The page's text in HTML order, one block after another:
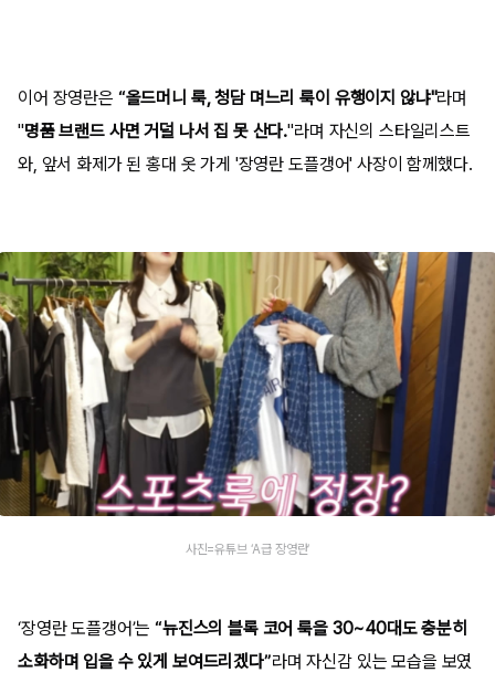
이어 장영란은 “올드머니 룩, 청담 며느리 룩이 유행이지 않냐"라며
"명품 브랜드 사면 거덜 나서 집 못 산다."라며 자신의 스타일리스트
와, 앞서 화제가 된 홍대 옷 가게 '장영란 도플갱어' 사장이 함께했다.
사진=유튜브 ‘A급 장영란’
‘장영란 도플갱어’는“뉴진스의 블록 코어 룩을 30~40대도 충분히
소화하며 입을 수 있게 보여드리겠다”라며 자신감 있는 모습을 보였